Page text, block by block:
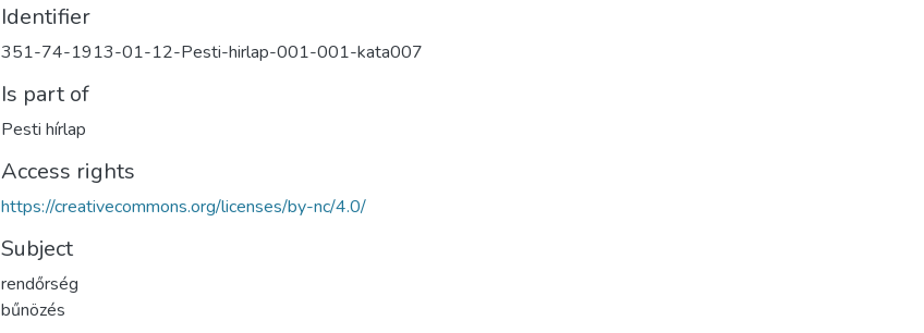
Identifier
351-74-1913-01-12-Pesti-hirlap-001-001-kata007
Is part of
Pesti hírlap
Access rights
https://creativecommons.org/licenses/by-nc/4.0/
Subject
rendőrség
bűnözés